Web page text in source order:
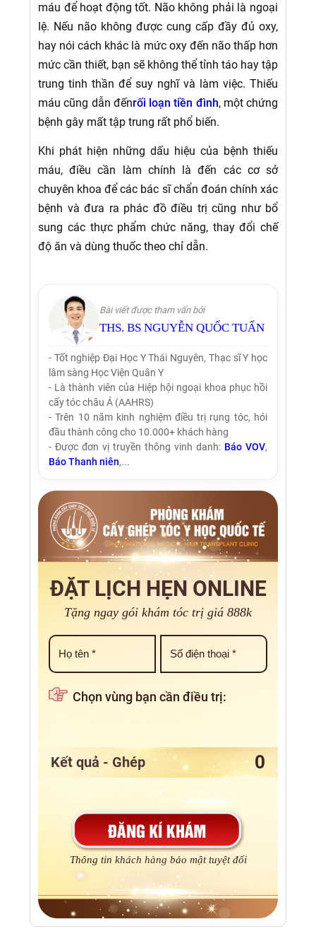
máu để hoạt động tốt. Não không phải là ngoại
lệ. Nếu não không được cung cấp đầy đủ oxy,
hay nói cách khác là mức oxy đến não thấp hơn
mức cần thiết, bạn sẽ không thể tỉnh táo hay tập
trung tinh thần để suy nghĩ và làm việc. Thiếu
máu cũng dẫn đếnrối loạn tiền đình, một chứng
bệnh gây mất tập trung rất phổ biến.
Khi phát hiện những dấu hiệu của bệnh thiếu
máu, điều cần làm chính là đến các cơ sở
chuyên khoa để các bác sĩ chẩn đoán chính xác
bệnh và đưa ra phác đồ điều trị cũng như bổ
sung các thực phẩm chức năng, thay đổi chế
độ ăn và dùng thuốc theo chỉ dẫn.
Bài viết được tham vấn bởi
THS. BS NGUYỄN QUỐC TUẤN
- Tốt nghiệp Đại Học Y Thái Nguyên, Thạc sĩ Y học
lâm sàng Học Viện Quân Y
- Là thành viên của Hiệp hội ngoại khoa phục hồi
cấy tóc châu Á (AAHRS)
- Trên 10 năm kinh nghiệm điều trị rụng tóc, hói
đầu thành công cho 10.000+ khách hàng
- Được đơn vị truyền thông vinh danh: Báo VOV,
Báo Thanh niên,...
ĐẶT LỊCH HẸN ONLINE
Tặng ngay gói khám tóc trị giá 888k
Chọn vùng bạn cần điều trị:
Kết quả - Ghép
Thông tin khách hàng bảo mật tuyệt đối